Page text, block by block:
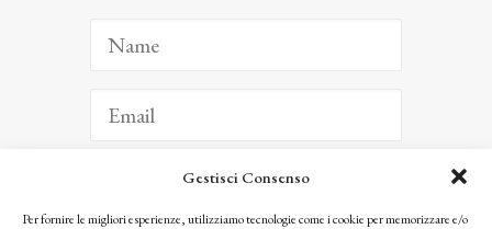
Gestisci Consenso
Per fornire le migliori esperienze, utilizziamo tecnologie come i cookie per memorizzare e/o
ISCRIVITI